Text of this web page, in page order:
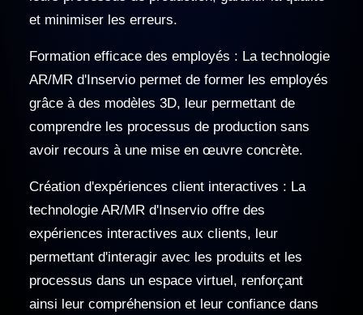
et minimiser les erreurs.
Formation efficace des employés : La technologie
AR/MR d'Inservio permet de former les employés
grâce à des modèles 3D, leur permettant de
comprendre les processus de production sans
avoir recours à une mise en œuvre concrète.
Création d'expériences client interactives : La
technologie AR/MR d'Inservio offre des
expériences interactives aux clients, leur
permettant d'interagir avec les produits et les
processus dans un espace virtuel, renforçant
ainsi leur compréhension et leur confiance dans